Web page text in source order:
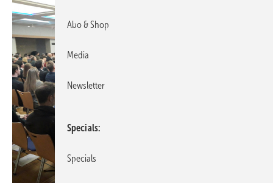
Abo & Shop
Media
Newsletter
Specials
Specials